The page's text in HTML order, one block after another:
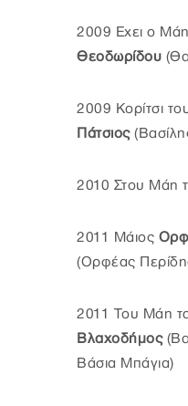
2009 Εχει ο
Θεοδωρίδου
2009 Κορίτσι
Πάτσιος
2010 Στου Μάη
2011 Μάιος
(Ορφέας
2011 Του Μάη
Βλαχοδήμος
Βάσια Μπάγια)